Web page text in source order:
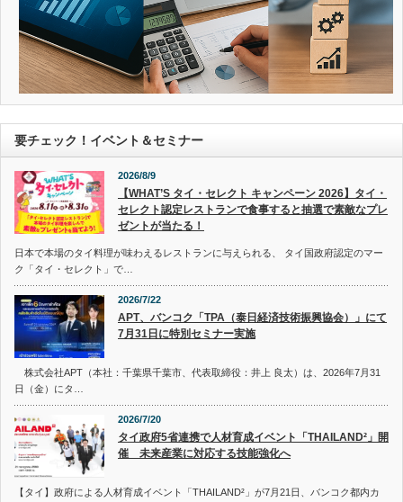
要チェック！イベント＆セミナー
2026/8/9
【WHAT’S タイ・セレクト キャンペーン 2026】タイ・
セレクト認定レストランで食事すると抽選で素敵なプレ
ゼントが当たる！
日本で本場のタイ料理が味わえるレストランに与えられる、 タイ国政府認定のマー
ク「タイ・セレクト」で…
2026/7/22
APT、バンコク「TPA（泰日経済技術振興協会）」にて
7月31日に特別セミナー実施
株式会社APT（本社：千葉県千葉市、代表取締役：井上 良太）は、2026年7月31
日（金）にタ…
2026/7/20
タイ政府5省連携で人材育成イベント「THAILAND²」開
催 未来産業に対応する技能強化へ
【タイ】政府による人材育成イベント「THAILAND²」が7月21日、バンコク都内カ